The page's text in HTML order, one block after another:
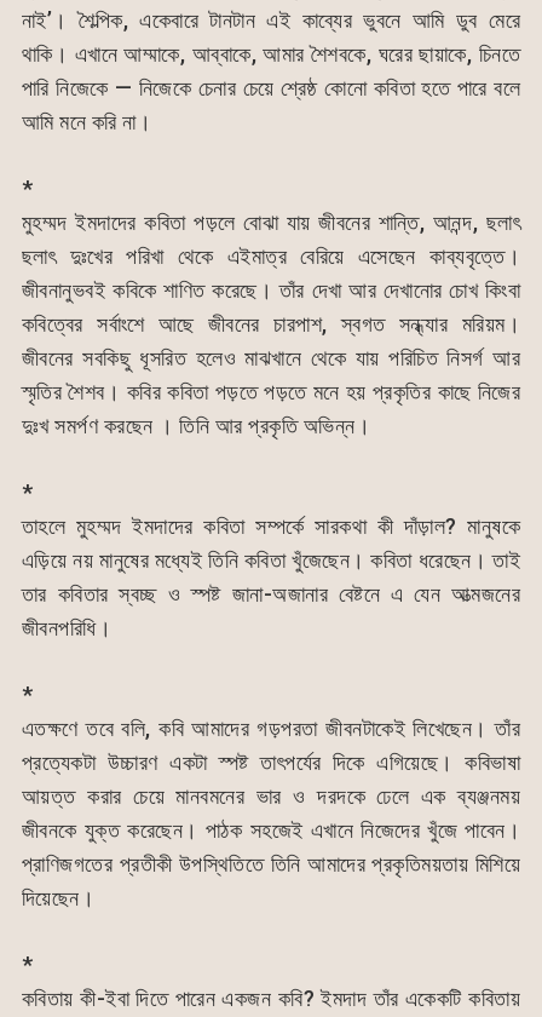
নাই’। শৈল্পিক, একেবারে টানটান এই কাব্যের ভুবনে আমি ডুব মেরে
থাকি। এখানে আম্মাকে, আব্বাকে, আমার শৈশবকে, ঘরের ছায়াকে, চিনতে
পারি নিজেকে — নিজেকে চেনার চেয়ে শ্রেষ্ঠ কোনো কবিতা হতে পারে বলে
আমি মনে করি না।
*
মুহম্মদ ইমদাদের কবিতা পড়লে বোঝা যায় জীবনের শান্তি, আনন্দ, ছলাৎ
ছলাৎ দুঃখের পরিখা থেকে এইমাত্র বেরিয়ে এসেছেন কাব্যবৃত্তে।
জীবনানুভবই কবিকে শাণিত করেছে। তাঁর দেখা আর দেখানোর চোখ কিংবা
কবিত্বের সর্বাংশে আছে জীবনের চারপাশ, স্বগত সন্ধ্যার মরিয়ম।
জীবনের সবকিছু ধূসরিত হলেও মাঝখানে থেকে যায় পরিচিত নিসর্গ আর
স্মৃতির শৈশব। কবির কবিতা পড়তে পড়তে মনে হয় প্রকৃতির কাছে নিজের
দুঃখ সমর্পণ করছেন । তিনি আর প্রকৃতি অভিন্ন।
*
তাহলে মুহম্মদ ইমদাদের কবিতা সম্পর্কে সারকথা কী দাঁড়াল? মানুষকে
এড়িয়ে নয় মানুষের মধ্যেই তিনি কবিতা খুঁজেছেন। কবিতা ধরেছেন। তাই
তার কবিতার স্বচ্ছ ও স্পষ্ট জানা-অজানার বেষ্টনে এ যেন আত্মজনের
জীবনপরিধি।
*
এতক্ষণে তবে বলি, কবি আমাদের গড়পরতা জীবনটাকেই লিখেছেন। তাঁর
প্রত্যেকটা উচ্চারণ একটা স্পষ্ট তাৎপর্যের দিকে এগিয়েছে। কবিভাষা
আয়ত্ত করার চেয়ে মানবমনের ভার ও দরদকে ঢেলে এক ব্যঞ্জনময়
জীবনকে যুক্ত করেছেন। পাঠক সহজেই এখানে নিজেদের খুঁজে পাবেন।
প্রাণিজগতের প্রতীকী উপস্থিতিতে তিনি আমাদের প্রকৃতিময়তায় মিশিয়ে
দিয়েছেন।
*
কবিতায় কী-ইবা দিতে পারেন একজন কবি? ইমদাদ তাঁর একেকটি কবিতায়